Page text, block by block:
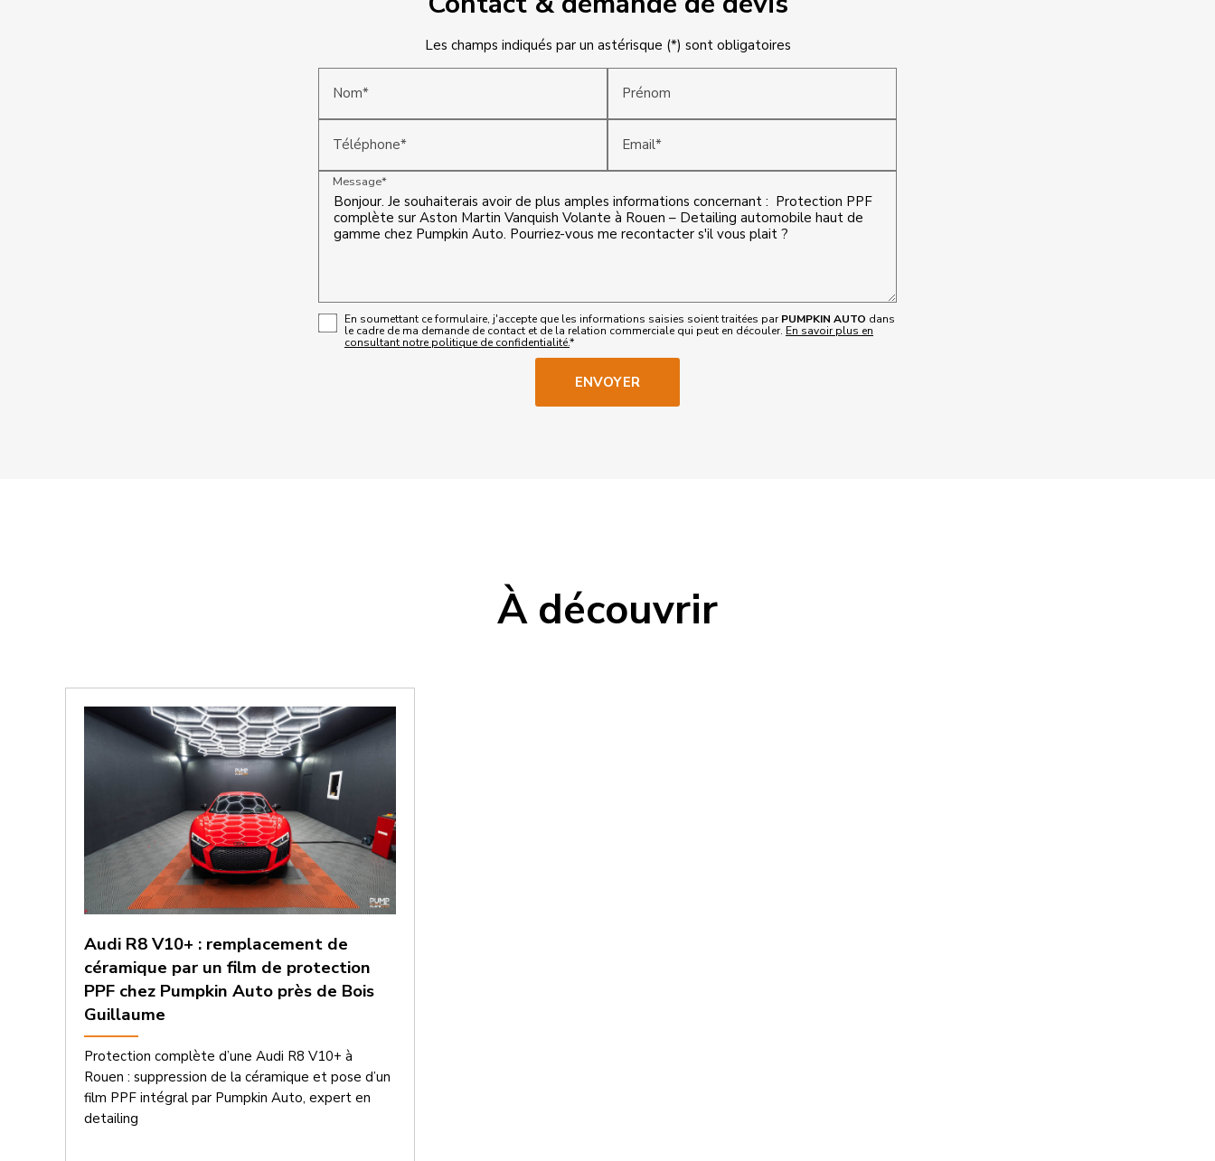
Les champs indiqués par un astérisque (*) sont obligatoires
Nom* Prénom
Téléphone* Email*
Message*
En soumettant ce formulaire, j'accepte que les informations saisies soient traitées parPUMPKIN AUTO dans
le cadre de ma demande de contact et de la relation commerciale qui peut en découler. En savoir plus en
consultant notre politique de confidentialité.*
À découvrir
Audi R8 V10+ : remplacement de
céramique par un film de protection
PPF chez Pumpkin Auto près de Bois
Guillaume
Protection complète d’une Audi R8 V10+ à
Rouen : suppression de la céramique et pose d’un
film PPF intégral par Pumpkin Auto, expert en
detailing